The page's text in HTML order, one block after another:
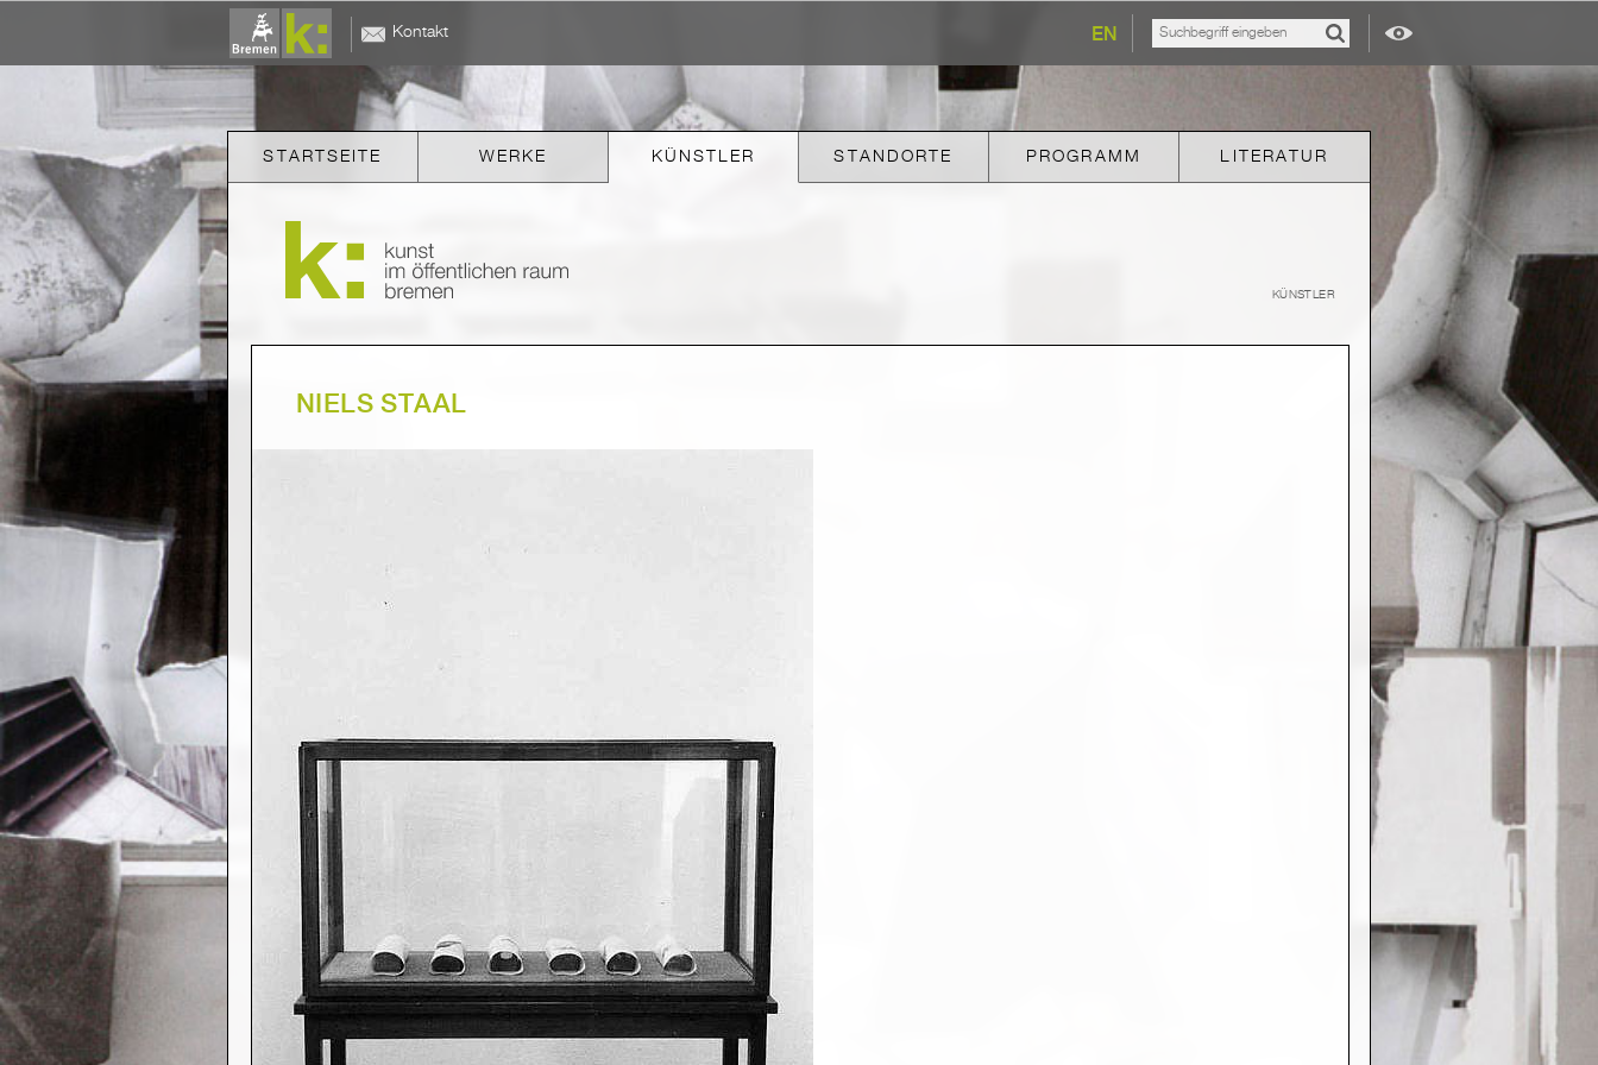
Kontakt EN
STARTSEITE WERKE KÜNSTLER STANDORTE PROGRAMM LITERATUR
KÜNSTLER
NIELS STAAL